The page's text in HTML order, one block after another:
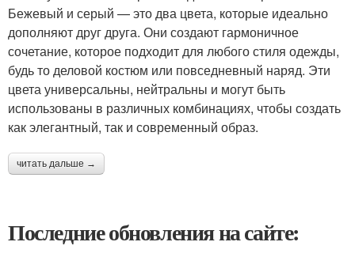
Бежевый и серый — это два цвета, которые идеально
дополняют друг друга. Они создают гармоничное
сочетание, которое подходит для любого стиля одежды,
будь то деловой костюм или повседневный наряд. Эти
цвета универсальны, нейтральны и могут быть
использованы в различных комбинациях, чтобы создать
как элегантный, так и современный образ.
читать дальше →
Последние обновления на сайте: